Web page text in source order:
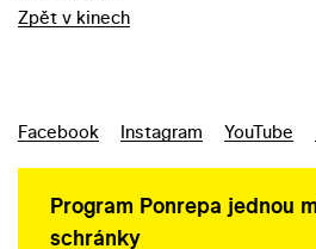
Zpět v kinech
Facebook Instagram YouTube
Program Ponrepa jednou
schránky